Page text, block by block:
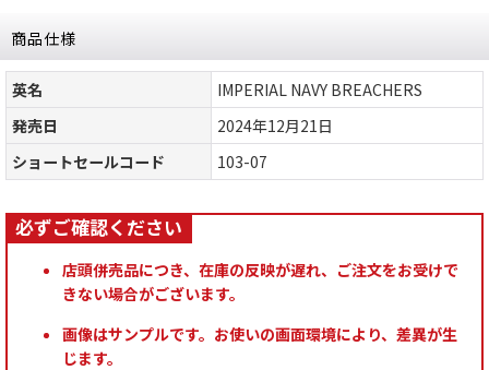
商品仕様
英名
IMPERIAL NAVY BREACHERS
発売日
2024年12月21日
ショートセールコード
103-07
店頭併売品につき、在庫の反映が遅れ、ご注文をお受けで
きない場合がございます。
画像はサンプルです。お使いの画面環境により、差異が生
じます。